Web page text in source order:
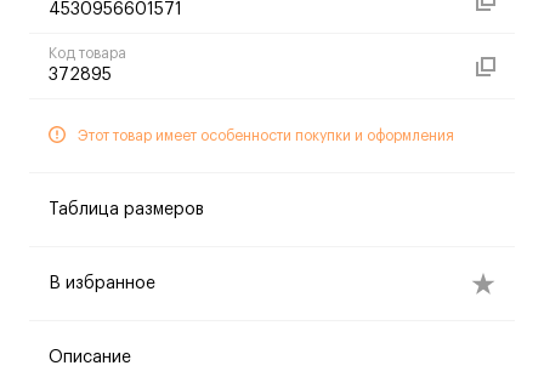
4530956601571
Код товара
372895
Этот товар имеет особенности покупки и оформления
Таблица размеров
В избранное
Описание